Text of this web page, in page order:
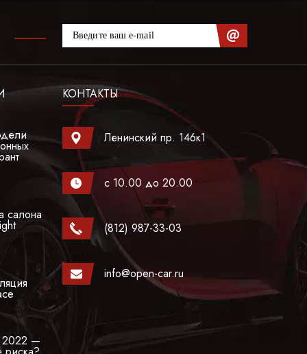
салона
2022 —
КОНТАКТЫ
Ленинский пр. 146к1
с 10.00 до 20.00
(812) 987-33-03
info@open-car.ru